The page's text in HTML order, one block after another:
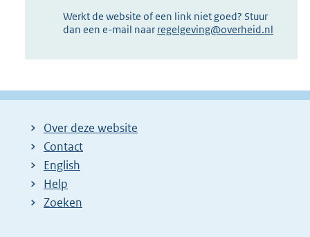
Werkt de website of een link niet goed? Stuur
dan een e-mail naar regelgeving@overheid.nl
Over deze website
Contact
English
Help
Zoeken